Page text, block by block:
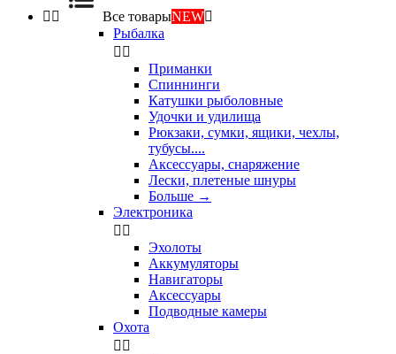
  Все товарыNEW
Рыбалка
 
Приманки
Спиннинги
Катушки рыболовные
Удочки и удилища
Рюкзаки, сумки, ящики, чехлы,
тубусы....
Аксессуары, снаряжение
Лески, плетеные шнуры
Больше →
Электроника
 
Эхолоты
Аккумуляторы
Навигаторы
Аксессуары
Подводные камеры
Охота
 